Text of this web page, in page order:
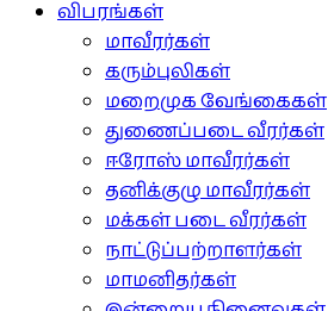
விபரங்கள்
மாவீரர்கள்
கரும்புலிகள்
மறைமுக வேங்கைகள்
துணைப்படை வீரர்கள்
ஈரோஸ் மாவீரர்கள்
தனிக்குழு மாவீரர்கள்
மக்கள் படை வீரர்கள்
நாட்டுப்பற்றாளர்கள்
மாமனிதர்கள்